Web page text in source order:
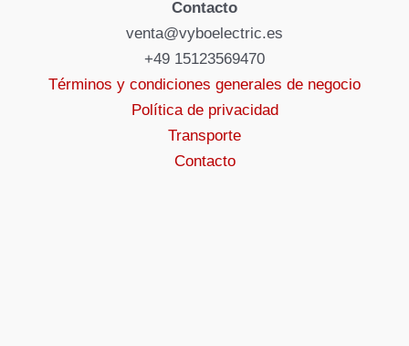
Contacto
venta@vyboelectric.es
+49 15123569470
Términos y condiciones generales de negocio
Política de privacidad
Transporte
Contacto